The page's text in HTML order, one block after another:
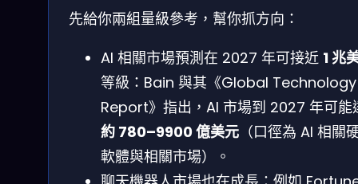
先給你兩組量級參考，幫你抓方向：
AI 相關市場預測在 2027 年可接近 1 兆
等級：Bain 與其《Global Technology
Report》指出，AI 市場到 2027 年可能
約 780–9900 億美元 （口徑為 AI 相關
軟體與相關市場）。